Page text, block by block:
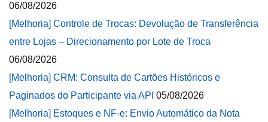
06/08/2026
[Melhoria] Controle de Trocas: Devolução de Transferência
entre Lojas – Direcionamento por Lote de Troca
06/08/2026
[Melhoria] CRM: Consulta de Cartões Históricos e
Paginados do Participante via API 05/08/2026
[Melhoria] Estoques e NF-e: Envio Automático da Nota